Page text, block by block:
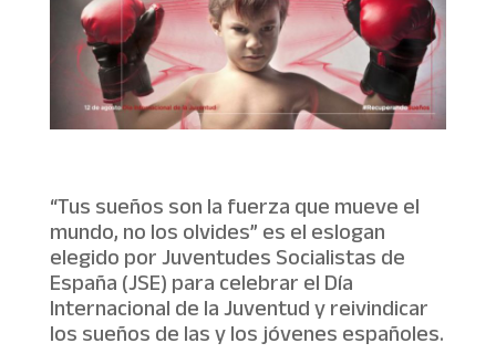
“Tus sueños son la fuerza que mueve el
mundo, no los olvides” es el eslogan
elegido por Juventudes Socialistas de
España (JSE) para celebrar el Día
Internacional de la Juventud y reivindicar
los sueños de las y los jóvenes españoles.